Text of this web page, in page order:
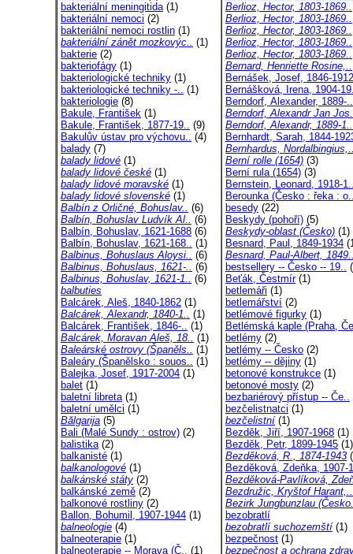
bakteriální meningitida(1)
bakteriální nemoci (2)
bakteriální nemoci rostlin (1)
bakteriální zánět mozkovýc.. (1)
bakterie (2)
bakteriofágy (1)
bakteriologické techniky (1)
bakteriologické techniky -.. (1)
bakteriologie (8)
Bakule, František (1)
Bakule, František, 1877-19.. (9)
Bakulův ústav pro výchovu.. (4)
balady (7)
balady lidové (1)
balady lidové české (1)
balady lidové moravské (1)
balady lidové slovenské (1)
Balbín z Orličné, Bohuslav.. (6)
Balbín, Bohuslav Ludvík Al.. (6)
Balbín, Bohuslav, 1621-1688 (6)
Balbín, Bohuslav, 1621-168.. (1)
Balbinus, Bohuslaus Aloysi.. (6)
Balbinus, Bohuslaus, 1621-.. (6)
Balbinus, Bohuslav, 1621-1.. (6)
balbuties
Balcárek, Aleš, 1840-1862 (1)
Balcárek, Alexandr, 1840-1.. (1)
Balcárek, František, 1846-.. (1)
Balcárek, Moravan Aleš, 18.. (1)
Baleárské ostrovy (Španěls.. (1)
Baleáry (Španělsko : souos.. (1)
Balejka, Josef, 1917-2004 (1)
balet (1)
baletní libreta(1)
baletní umělci (1)
Bălgarija (5)
Bali (Malé Sundy : ostrov) (2)
balistika(2)
balkanisté (1)
balkanologové (1)
balkánské státy (2)
balkánské země (2)
balkonové rostliny (2)
Ballon, Bohumil, 1907-1944 (1)
balneologie (4)
balneoterapie (1)
balneoterapie -- Morava (Č.. (1)
Berlioz, Hector, 1803-1869..
Berlioz, Hector, 1803-1869..
Berlioz, Hector, 1803-1869..
Berlioz, Hector, 1803-1869..
Berlioz, Hector, 1803-1869..
Bernard, Henriette Rosine,..
Bernášek, Josef, 1846-1912
Bernášková, Irena, 1904-
Berndorf, Alexander, 1889-..
Berndorf, Alexandr Jan
Berndorf, Alexandr, 1889-1..
Bernhardt, Sarah, 1844-
Bernhardus,
Berní rolle (1654) (3)
Berní rula (1654) (3)
Bernstein, Leonard, 1918-
Berounka (Česko : řeka :
besedy (22)
Beskydy (pohoří) (5)
Beskydy-oblast (Česko) (1)
Besnard, Paul, 1849-1934
Besnard, Paul-Albert,
bestsellery -- Česko -- 19..
Beťák, Čestmír(1)
betlemáři (1)
betlemářství (2)
betlémové figurky (1)
Betlémská kaple (Praha,
betlémy (2)
betlémy -- Česko (2)
betlémy -- dějiny (1)
betonové konstrukce (1)
betonové mosty (2)
bezbariérový přístup -- Če..
bezčelistnatci (1)
bezčelistní(1)
Bezděk, Jiří, 1907-1968 (1)
Bezděk, Petr, 1899-1945 (1)
Bezděková, R., 1874-1943
Bezděková, Zdeňka, 1907-
Bezděková-Pavlíková,
Bezdružic, Kryštof Harant,..
Bezirk Jungbunzlau
bezobratlí
bezobratlí suchozemští(1)
bezpečnost (1)
bezpečnost a ochrana